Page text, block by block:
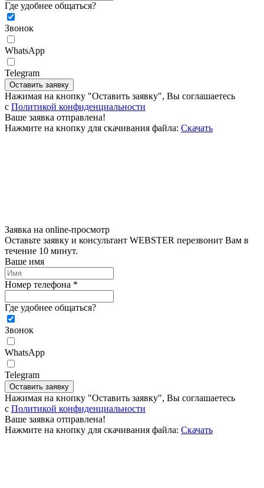
Где удобнее общаться?
Звонок
WhatsApp
Telegram
Оставить заявку
Нажимая на кнопку "Оставить заявку", Вы соглашаетесь
c Политикой конфиденциальности
Ваше заявка отправлена!
Нажмите на кнопку для скачивания файла: Скачать
Заявка на online-просмотр
Оставьте заявку и консультант WEBSTER перезвонит Вам в
течение 10 минут.
Ваше имя
Номер телефона *
Где удобнее общаться?
Звонок
WhatsApp
Telegram
Оставить заявку
Нажимая на кнопку "Оставить заявку", Вы соглашаетесь
c Политикой конфиденциальности
Ваше заявка отправлена!
Нажмите на кнопку для скачивания файла: Скачать